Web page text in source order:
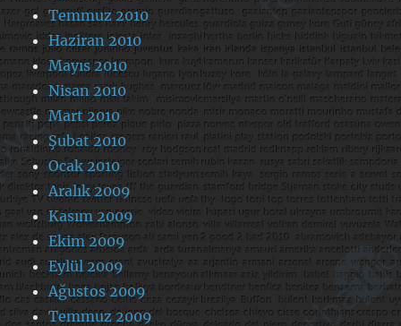
Temmuz 2010
Haziran 2010
Mayıs 2010
Nisan 2010
Mart 2010
Şubat 2010
Ocak 2010
Aralık 2009
Kasım 2009
Ekim 2009
Eylül 2009
Ağustos 2009
Temmuz 2009